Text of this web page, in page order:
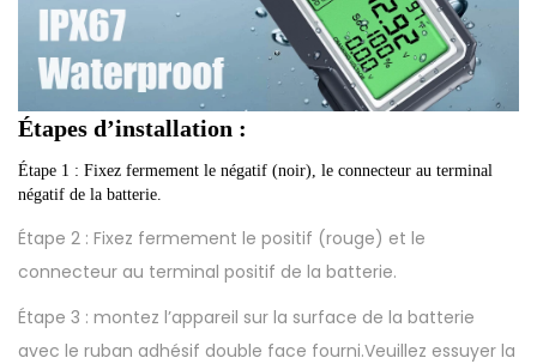
Étapes d’installation :
Étape 1 : Fixez fermement le négatif (noir), le connecteur au terminal
négatif de la batterie.
Étape 2 : Fixez fermement le positif (rouge) et le
connecteur au terminal positif de la batterie.
Étape 3 : montez l’appareil sur la surface de la batterie
avec le ruban adhésif double face fourni.Veuillez essuyer la